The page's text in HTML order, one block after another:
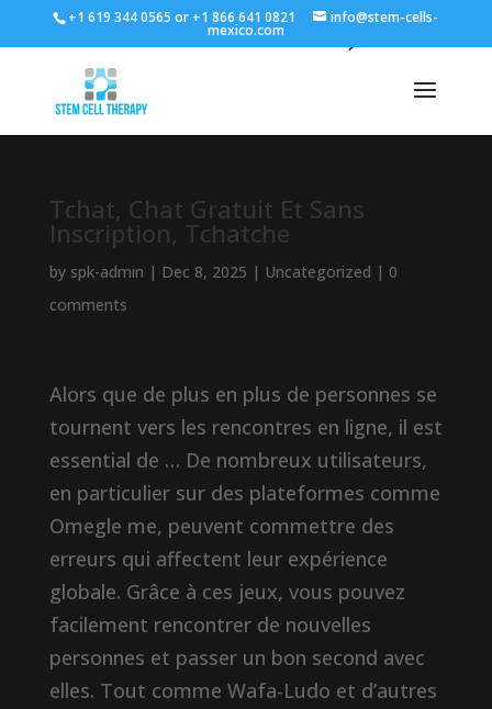
+1 619 344 0565 or +1 866 641 0821 info@stem-cells-
mexico.com
Tchat, Chat Gratuit Et Sans
Inscription, Tchatche
by spk-admin | Dec 8, 2025 | Uncategorized | 0
comments
Alors que de plus en plus de personnes se
tournent vers les rencontres en ligne, il est
essential de … De nombreux utilisateurs,
en particulier sur des plateformes comme
Omegle me, peuvent commettre des
erreurs qui affectent leur expérience
globale. Grâce à ces jeux, vous pouvez
facilement rencontrer de nouvelles
personnes et passer un bon second avec
elles. Tout comme Wafa-Ludo et d’autres